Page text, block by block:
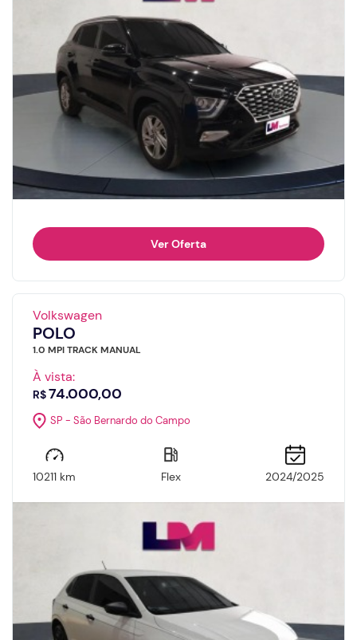
Ver Oferta
Volkswagen
POLO
1.0 MPI TRACK MANUAL
À vista:
R$74.000,00
SP - São Bernardo do Campo
10211 km Flex 2024/2025